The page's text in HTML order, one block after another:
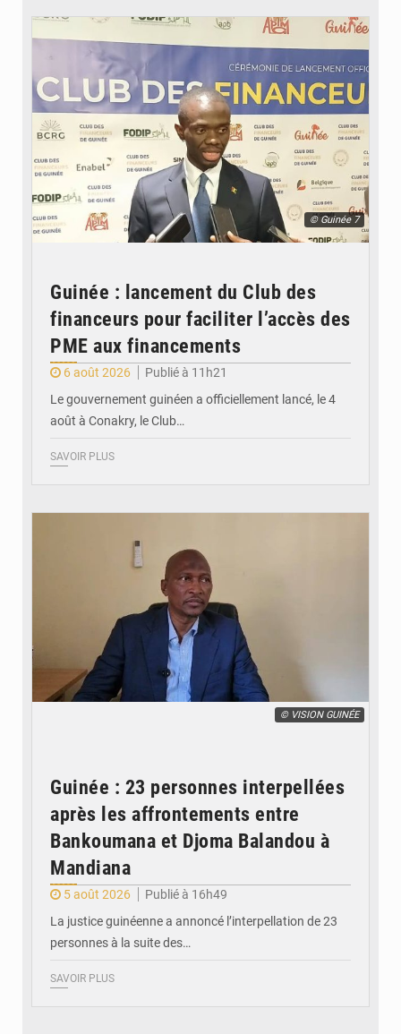
© Guinée 7
Guinée : lancement du Club des
financeurs pour faciliter l’accès des
PME aux financements
6 août 2026
Publié à 11h21
Le gouvernement guinéen a officiellement lancé, le 4
août à Conakry, le Club…
SAVOIR PLUS
© VISION GUINÉE
Guinée : 23 personnes interpellées
après les affrontements entre
Bankoumana et Djoma Balandou à
Mandiana
5 août 2026
Publié à 16h49
La justice guinéenne a annoncé l’interpellation de 23
personnes à la suite des…
SAVOIR PLUS